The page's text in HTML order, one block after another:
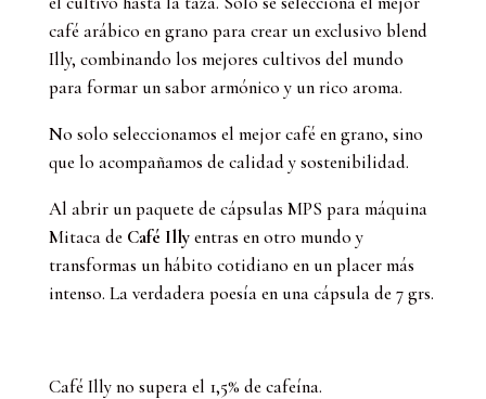
café arábico en grano para crear un exclusivo blend
Illy, combinando los mejores cultivos del mundo
para formar un sabor armónico y un rico aroma.
No solo seleccionamos el mejor café en grano, sino
que lo acompañamos de calidad y sostenibilidad.
Al abrir un paquete de cápsulas MPS para máquina
Mitaca de Café Illyentras en otro mundo y
transformas un hábito cotidiano en un placer más
intenso. La verdadera poesía en una cápsula de 7 grs.
Café Illy no supera el 1,5% de cafeína.